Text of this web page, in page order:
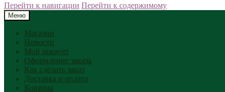
Перейти к навигации Перейти к содержимому
Меню
Магазин
Новости
Мой аккаунт
Оформление заказа
Как сделать заказ
Доставка и оплата
Корзина